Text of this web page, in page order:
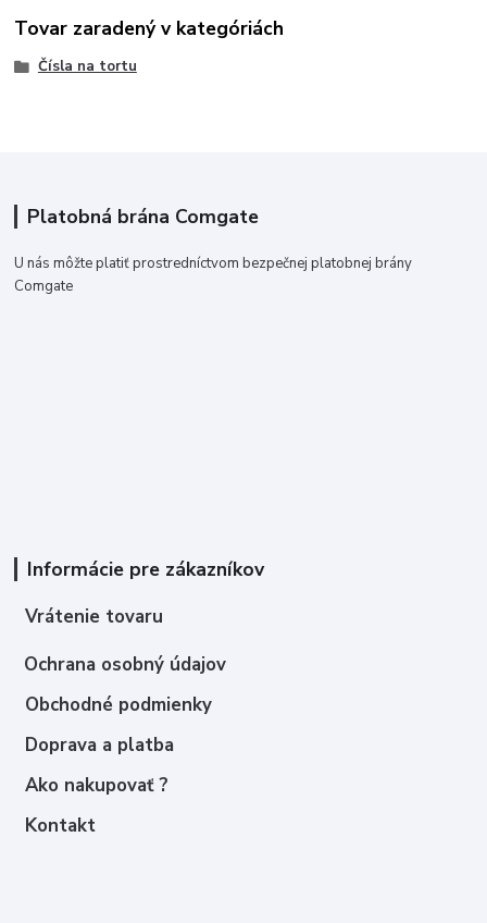
Tovar zaradený v kategóriách
Čísla na tortu
Platobná brána Comgate
U nás môžte platiť prostredníctvom bezpečnej platobnej brány
Comgate
Informácie pre zákazníkov
Vrátenie tovaru
Ochrana osobný údajov
Obchodné podmienky
Doprava a platba
Ako nakupovať ?
Kontakt